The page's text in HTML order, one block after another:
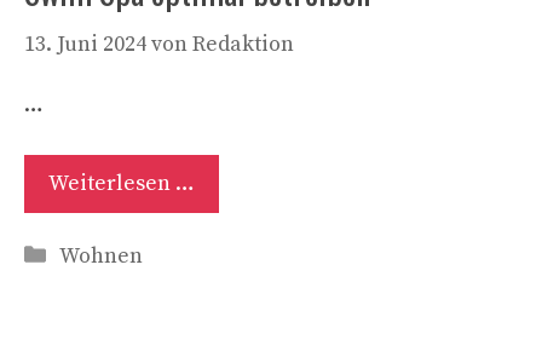
13. Juni 2024vonRedaktion
…
Weiterlesen …
Kategorien
Wohnen